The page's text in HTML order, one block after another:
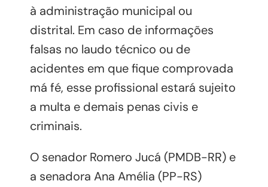
à administração municipal ou
distrital. Em caso de informações
falsas no laudo técnico ou de
acidentes em que fique comprovada
má fé, esse profissional estará sujeito
a multa e demais penas civis e
criminais.
O senador Romero Jucá (PMDB-RR) e
a senadora Ana Amélia (PP-RS)